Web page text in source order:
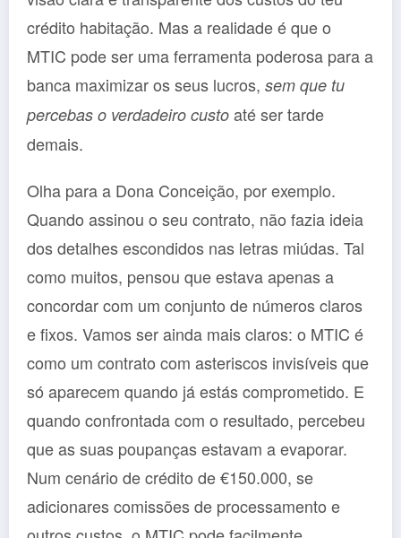
crédito habitação. Mas a realidade é que o
MTIC pode ser uma ferramenta poderosa para a
banca maximizar os seus lucros, sem que tu
percebas o verdadeiro custo até ser tarde
demais.
Olha para a Dona Conceição, por exemplo.
Quando assinou o seu contrato, não fazia ideia
dos detalhes escondidos nas letras miúdas. Tal
como muitos, pensou que estava apenas a
concordar com um conjunto de números claros
e fixos. Vamos ser ainda mais claros: o MTIC é
como um contrato com asteriscos invisíveis que
só aparecem quando já estás comprometido. E
quando confrontada com o resultado, percebeu
que as suas poupanças estavam a evaporar.
Num cenário de crédito de €150.000, se
adicionares comissões de processamento e